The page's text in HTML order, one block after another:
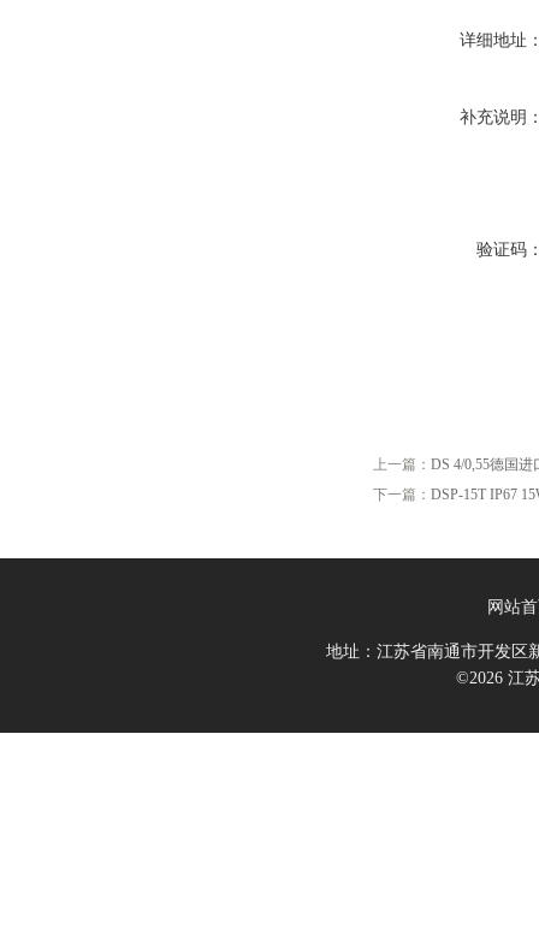
详细地址
补充说明
验证码
上一篇： DS 4/0,55德国进
下一篇： DSP-15T IP67
网站
地址：江苏省南通市开发区
©2026 江